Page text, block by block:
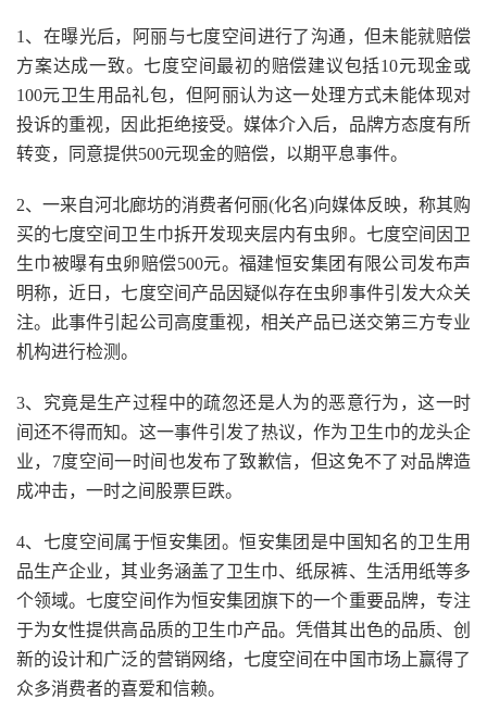
1、在曝光后，阿丽与七度空间进行了沟通，但未能就赔偿
方案达成一致。七度空间最初的赔偿建议包括10元现金或
100元卫生用品礼包，但阿丽认为这一处理方式未能体现对
投诉的重视，因此拒绝接受。媒体介入后，品牌方态度有所
转变，同意提供500元现金的赔偿，以期平息事件。
2、一来自河北廊坊的消费者何丽(化名)向媒体反映，称其购
买的七度空间卫生巾拆开发现夹层内有虫卵。七度空间因卫
生巾被曝有虫卵赔偿500元。福建恒安集团有限公司发布声
明称，近日，七度空间产品因疑似存在虫卵事件引发大众关
注。此事件引起公司高度重视，相关产品已送交第三方专业
机构进行检测。
3、究竟是生产过程中的疏忽还是人为的恶意行为，这一时
间还不得而知。这一事件引发了热议，作为卫生巾的龙头企
业，7度空间一时间也发布了致歉信，但这免不了对品牌造
成冲击，一时之间股票巨跌。
4、七度空间属于恒安集团。恒安集团是中国知名的卫生用
品生产企业，其业务涵盖了卫生巾、纸尿裤、生活用纸等多
个领域。七度空间作为恒安集团旗下的一个重要品牌，专注
于为女性提供高品质的卫生巾产品。凭借其出色的品质、创
新的设计和广泛的营销网络，七度空间在中国市场上赢得了
众多消费者的喜爱和信赖。